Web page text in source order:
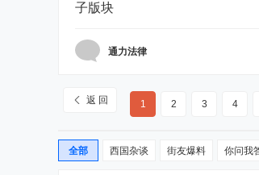
子版块
通力法律
返 回 1 2 3 4
全部 西国杂谈 街友爆料 你问我